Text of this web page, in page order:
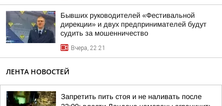
Бывших руководителей «Фестивальной
дирекции» и двух предпринимателей будут
судить за мошенничество
Вчера, 22:21
ЛЕНТА НОВОСТЕЙ
Запретить пить стоя и не наливать после